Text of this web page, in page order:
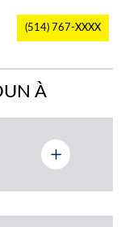
(514) 767-XXXX
À
(514) 524-XXXX
À ST-